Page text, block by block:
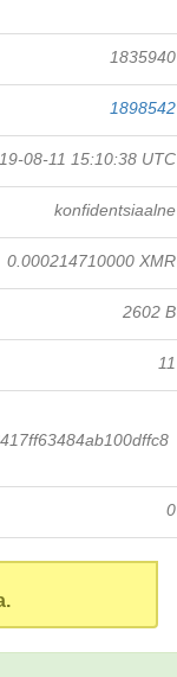
1835940
1898542
08-11 15:10:38 UTC
konfidentsiaalne
0.000214710000 XMR
2602 B
11
0